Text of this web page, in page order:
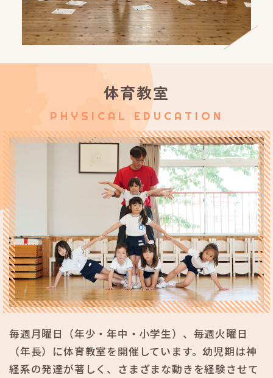
体育教室
PHYSICAL EDUCATION
毎週月曜日（年少・年中・小学生）、毎週火曜日
（年長）に体育教室を開催しています。幼児期は神
経系の発達が著しく、さまざまな動きを経験させて